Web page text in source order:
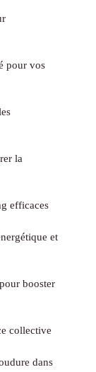
pour vos
la
efficaces
et
booster
collective
dans